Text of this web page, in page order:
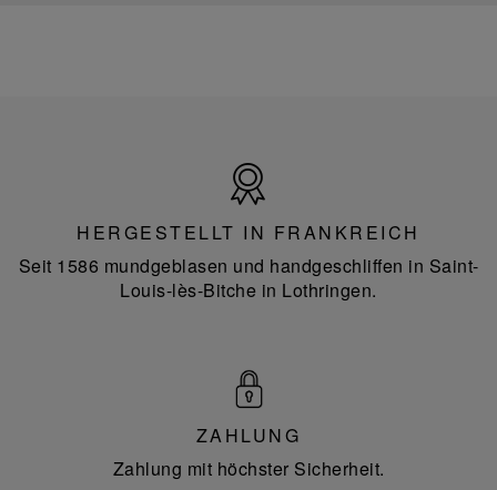
Frankreich
HERGESTELLT IN FRANKREICH
Seit 1586 mundgeblasen und handgeschliffen in Saint-
Louis-lès-Bitche in Lothringen.
ZAHLUNG
Zahlung mit höchster Sicherheit.